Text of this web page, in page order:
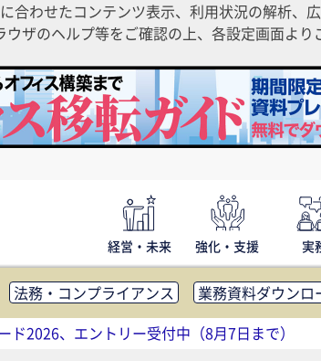
わせたコンテンツ表示、利用状況の解析、
ザのヘルプ等をご確認の上、各設定画面よ
経営・未来 強化・支援 実
法務・コンプライアンス
業務資料ダウンロ
・社内コミュニケーション活性化
FM・オフ
削減 アウトソーシング・BPO
調査・レ
ド2026、エントリー受付中（8月7日まで）